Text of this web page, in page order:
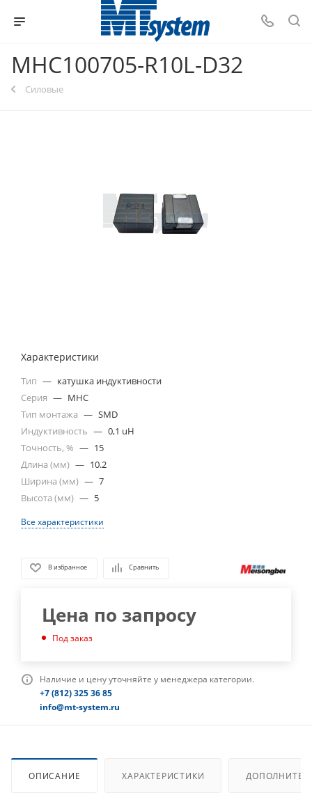
MHC100705-R10L-D32
Силовые
Характеристики
Тип — катушка индуктивности
Серия — MHC
Тип монтажа — SMD
Индуктивность — 0,1 uH
Точность, % — 15
Длина (мм) — 10.2
Ширина (мм) — 7
Высота (мм) — 5
Все характеристики
В избранное Сравнить
Цена по запросу
Под заказ
Наличие и цену уточняйте у менеджера категории.
+7 (812) 325 36 85
info@mt-system.ru
ОПИСАНИЕ ХАРАКТЕРИСТИКИ